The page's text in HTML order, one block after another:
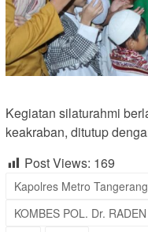
Kegiatan silaturahmi
keakraban, ditutup
Post Views: 169
Kapolres Metro
KOMBES POL. Dr.